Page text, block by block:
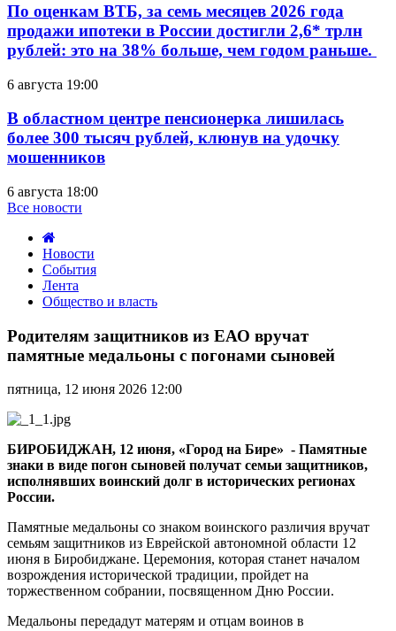
По оценкам ВТБ, за семь месяцев 2026 года
продажи ипотеки в России достигли 2,6* трлн
рублей: это на 38% больше, чем годом раньше.
6 августа 19:00
В областном центре пенсионерка лишилась
более 300 тысяч рублей, клюнув на удочку
мошенников
6 августа 18:00
Все новости
Новости
События
Лента
Общество и власть
защитников
ЕАО
памятные
медальоны
с
погонами
сыновей
Родителям защитников из ЕАО вручат
памятные медальоны с погонами сыновей
пятница, 12 июня 2026 12:00
БИРОБИДЖАН, 12 июня, «Город на Бире» - Памятные
знаки в виде погон сыновей получат семьи защитников,
исполнявших воинский долг в исторических регионах
России.
Памятные медальоны со знаком воинского различия вручат
семьям защитников из Еврейской автономной области 12
июня в Биробиджане. Церемония, которая станет началом
возрождения исторической традиции, пройдет на
торжественном собрании, посвященном Дню России.
Медальоны передадут матерям и отцам воинов в